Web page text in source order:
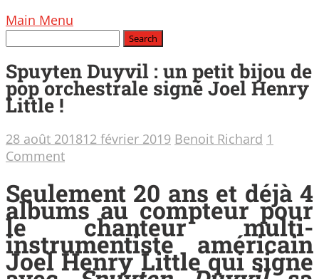
Main Menu
Spuyten Duyvil : un petit bijou de
pop orchestrale signé Joel Henry
Little !
28 août 201812 février 2019 Benoit Richard 1
Comment
Seulement 20 ans et déjà 4
albums au compteur pour
le chanteur multi-
instrumentiste américain
Joel Henry Little qui signe